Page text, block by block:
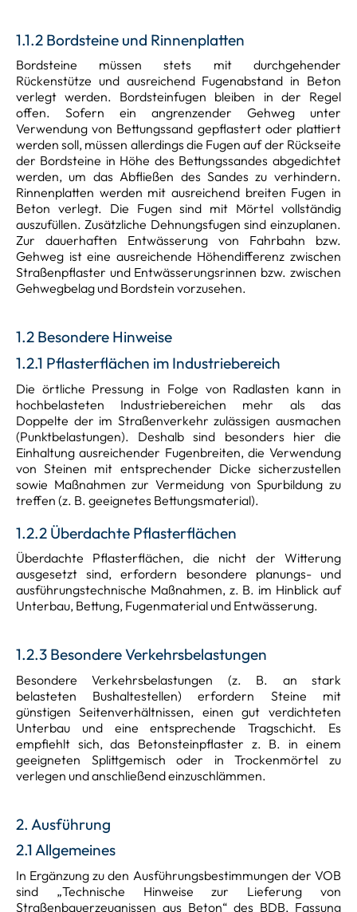
1.1.2 Bordsteine und Rinnenplatten
Bordsteine müssen stets mit durchgehender
Rückenstütze und ausreichend Fugenabstand in Beton
verlegt werden. Bordsteinfugen bleiben in der Regel
offen. Sofern ein angrenzender Gehweg unter
Verwendung von Bettungssand gepflastert oder plattiert
werden soll, müssen allerdings die Fugen auf der Rückseite
der Bordsteine in Höhe des Bettungssandes abgedichtet
werden, um das Abfließen des Sandes zu verhindern.
Rinnenplatten werden mit ausreichend breiten Fugen in
Beton verlegt. Die Fugen sind mit Mörtel vollständig
auszufüllen. Zusätzliche Dehnungsfugen sind einzuplanen.
Zur dauerhaften Entwässerung von Fahrbahn bzw.
Gehweg ist eine ausreichende Höhendifferenz zwischen
Straßenpflaster und Entwässerungsrinnen bzw. zwischen
Gehwegbelag und Bordstein vorzusehen.
1.2 Besondere Hinweise
1.2.1 Pflasterflächen im Industriebereich
Die örtliche Pressung in Folge von Radlasten kann in
hochbelasteten Industriebereichen mehr als das
Doppelte der im Straßenverkehr zulässigen ausmachen
(Punktbelastungen). Deshalb sind besonders hier die
Einhaltung ausreichender Fugenbreiten, die Verwendung
von Steinen mit entsprechender Dicke sicherzustellen
sowie Maßnahmen zur Vermeidung von Spurbildung zu
treffen (z. B. geeignetes Bettungsmaterial).
1.2.2 Überdachte Pflasterflächen
Überdachte Pflasterflächen, die nicht der Witterung
ausgesetzt sind, erfordern besondere planungs- und
ausführungstechnische Maßnahmen, z. B. im Hinblick auf
Unterbau, Bettung, Fugenmaterial und Entwässerung.
1.2.3 Besondere Verkehrsbelastungen
Besondere Verkehrsbelastungen (z. B. an stark
belasteten Bushaltestellen) erfordern Steine mit
günstigen Seitenverhältnissen, einen gut verdichteten
Unterbau und eine entsprechende Tragschicht. Es
empfiehlt sich, das Betonsteinpflaster z. B. in einem
geeigneten Splittgemisch oder in Trockenmörtel zu
verlegen und anschließend einzuschlämmen.
2. Ausführung
2.1 Allgemeines
In Ergänzung zu den Ausführungsbestimmungen der VOB
sind „Technische Hinweise zur Lieferung von
Straßenbauerzeugnissen aus Beton“ des BDB, Fassung